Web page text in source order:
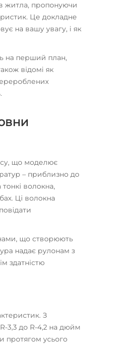
житла, пропонуючи
Це докладне
на вашу увагу, і як
на перший план,
відомі як
що моделює
– приблизно до
волокна,
Ці волокна
що створюють
надає рулонам з
здатністю
З
3,3 до R-4,2 на дюйм
протягом усього